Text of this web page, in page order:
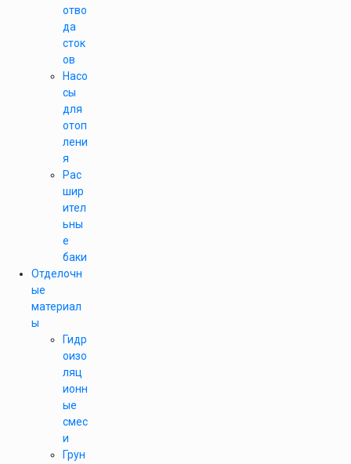
отво
да
сток
ов
Насо
сы
для
отоп
лени
я
Рас
шир
ител
ьны
е
баки
Отделочн
ые
материал
ы
Гидр
оизо
ляц
ионн
ые
смес
и
Грун